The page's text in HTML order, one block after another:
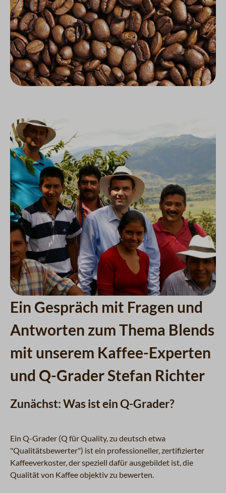
Ein Gespräch mit Fragen und
Antworten zum Thema Blends
mit unserem Kaffee-Experten
und Q-Grader Stefan Richter
Zunächst: Was ist ein Q-Grader?
Ein Q-Grader (Q für Quality, zu deutsch etwa
"Qualitätsbewerter") ist ein professioneller, zertifizierter
Kaffeeverkoster, der speziell dafür ausgebildet ist, die
Qualität von Kaffee objektiv zu bewerten.